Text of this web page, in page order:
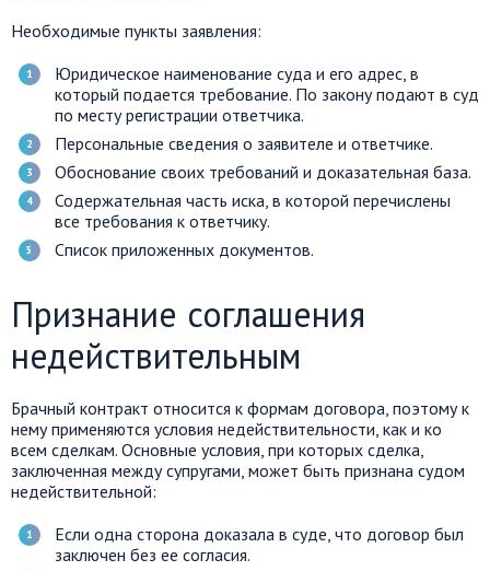
Необходимые пункты заявления:
Юридическое наименование суда и его адрес, в
который подается требование. По закону подают в суд
по месту регистрации ответчика.
Персональные сведения о заявителе и ответчике.
Обоснование своих требований и доказательная база.
Содержательная часть иска, в которой перечислены
все требования к ответчику.
Список приложенных документов.
Признание соглашения
недействительным
Брачный контракт относится к формам договора, поэтому к
нему применяются условия недействительности, как и ко
всем сделкам. Основные условия, при которых сделка,
заключенная между супругами, может быть признана судом
недействительной:
Если одна сторона доказала в суде, что договор был
заключен без ее согласия.